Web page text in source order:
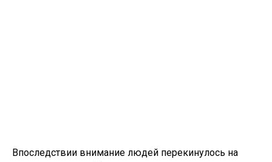
Впоследствии внимание людей перекинулось на